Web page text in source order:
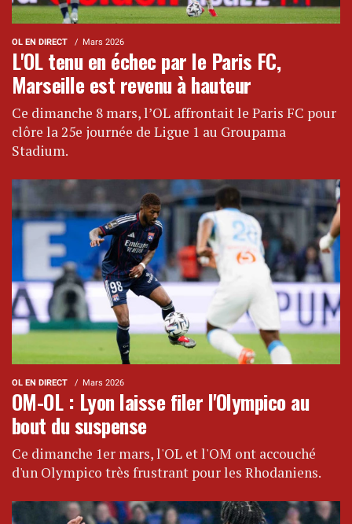
OL EN DIRECT Mars 2026
L'OL tenu en échec par le Paris FC,
Marseille est revenu à hauteur
Ce dimanche 8 mars, l’OL affrontait le Paris FC pour
clôre la 25e journée de Ligue 1 au Groupama
Stadium.
OL EN DIRECT Mars 2026
OM-OL : Lyon laisse filer l'Olympico au
bout du suspense
Ce dimanche 1er mars, l'OL et l'OM ont accouché
d'un Olympico très frustrant pour les Rhodaniens.